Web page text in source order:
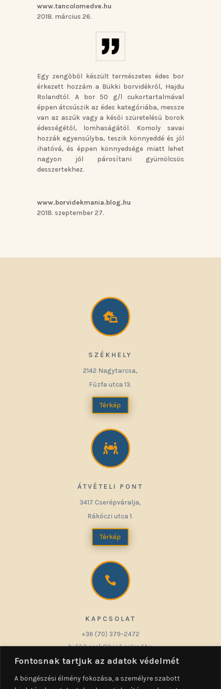
Fontosnak tartjuk az adatok védelmét
A böngészési élmény fokozása, a személyre szabott
www.tancolomedve.hu
2018. március 26.
Egy zengőből készült természetes édes bor
érkezett hozzám a Bükki borvidékről, Hajdu
Rolandtól. A bor 50 g/l cukortartalmával
éppen átcsúszik az édes kategóriába, messze
van az aszúk vagy a késői szüretelésű borok
édességétől, lomhaságától. Komoly savai
hozzák egyensúlyba, teszik könnyeddé és jól
ihatóvá, és éppen könnyedsége miatt lehet
nagyon jól párosítani gyümölcsös
desszertekhez.
www.borvidekmania.blog.hu
2018. szeptember 27.

SZÉKHELY
2142 Nagytarcsa,
Fűzfa utca 13.
Térkép

ÁTVÉTELI PONT
3417 Cserépváralja,
Rákóczi utca 1.
Térkép

KAPCSOLAT
+36 (70) 379-2472
bukkiborok@hajduroland.hu